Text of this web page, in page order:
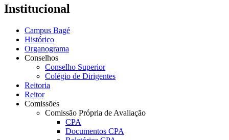
Institucional
Campus Bagé
Histórico
Organograma
Conselhos
Conselho Superior
Colégio de Dirigentes
Reitoria
Reitor
Comissões
Comissão Própria de Avaliação
CPA
Documentos CPA